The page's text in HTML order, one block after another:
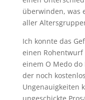
überwinden, was
aller
Ich konnte das
einen Rohentwurf
einem O Medo
der noch
Ungenauigkeiten